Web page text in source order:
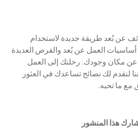
عن بُعد طريقة جديدة لاستخدام
أساسيات العمل عن بُعد والفرص العديدة
عن مكان وجودك. رحلتك إلى العمل
لنقدم لك نصائح تساعدك في العثور
مع ما تحبه.
هذا المنشور